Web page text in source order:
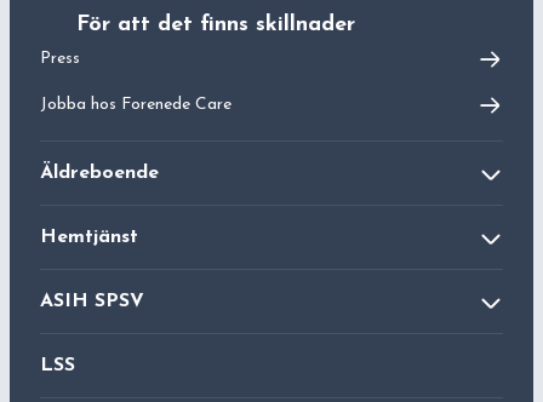
För att det finns skillnader
Press
Jobba hos Forenede Care
Äldreboende
Äldreboende
Hemtjänst
Hemsjukvård
ASIH SPSV
ASIH
LSS